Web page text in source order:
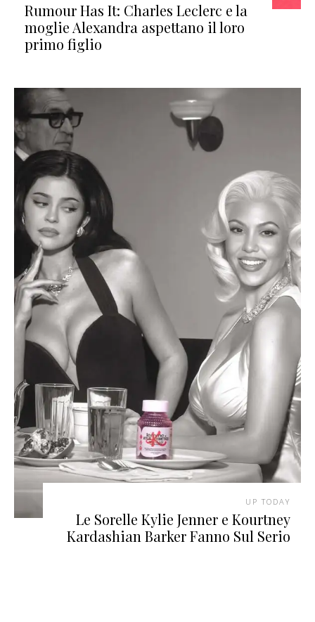
Rumour Has It: Charles Leclerc e la
moglie Alexandra aspettano il loro
primo figlio
UP TODAY
Le Sorelle Kylie Jenner e Kourtney
Kardashian Barker Fanno Sul Serio